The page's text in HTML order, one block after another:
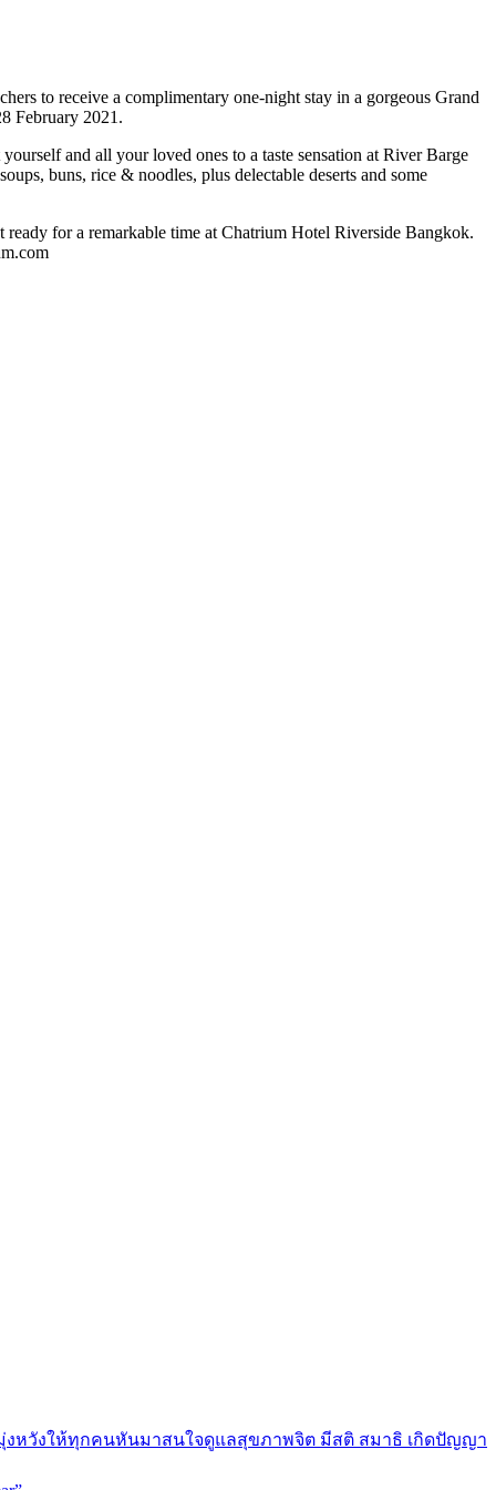
to receive a complimentary one-night stay in a gorgeous Grand
February 2021.
and all your loved ones to a taste sensation at River Barge
buns, rice & noodles, plus delectable deserts and some
for a remarkable time at Chatrium Hotel Riverside Bangkok.
มุ่งหวังให้ทุกคนหันมาสนใจดูแลสุขภาพจิต มีสติ สมาธิ เกิดปัญญา